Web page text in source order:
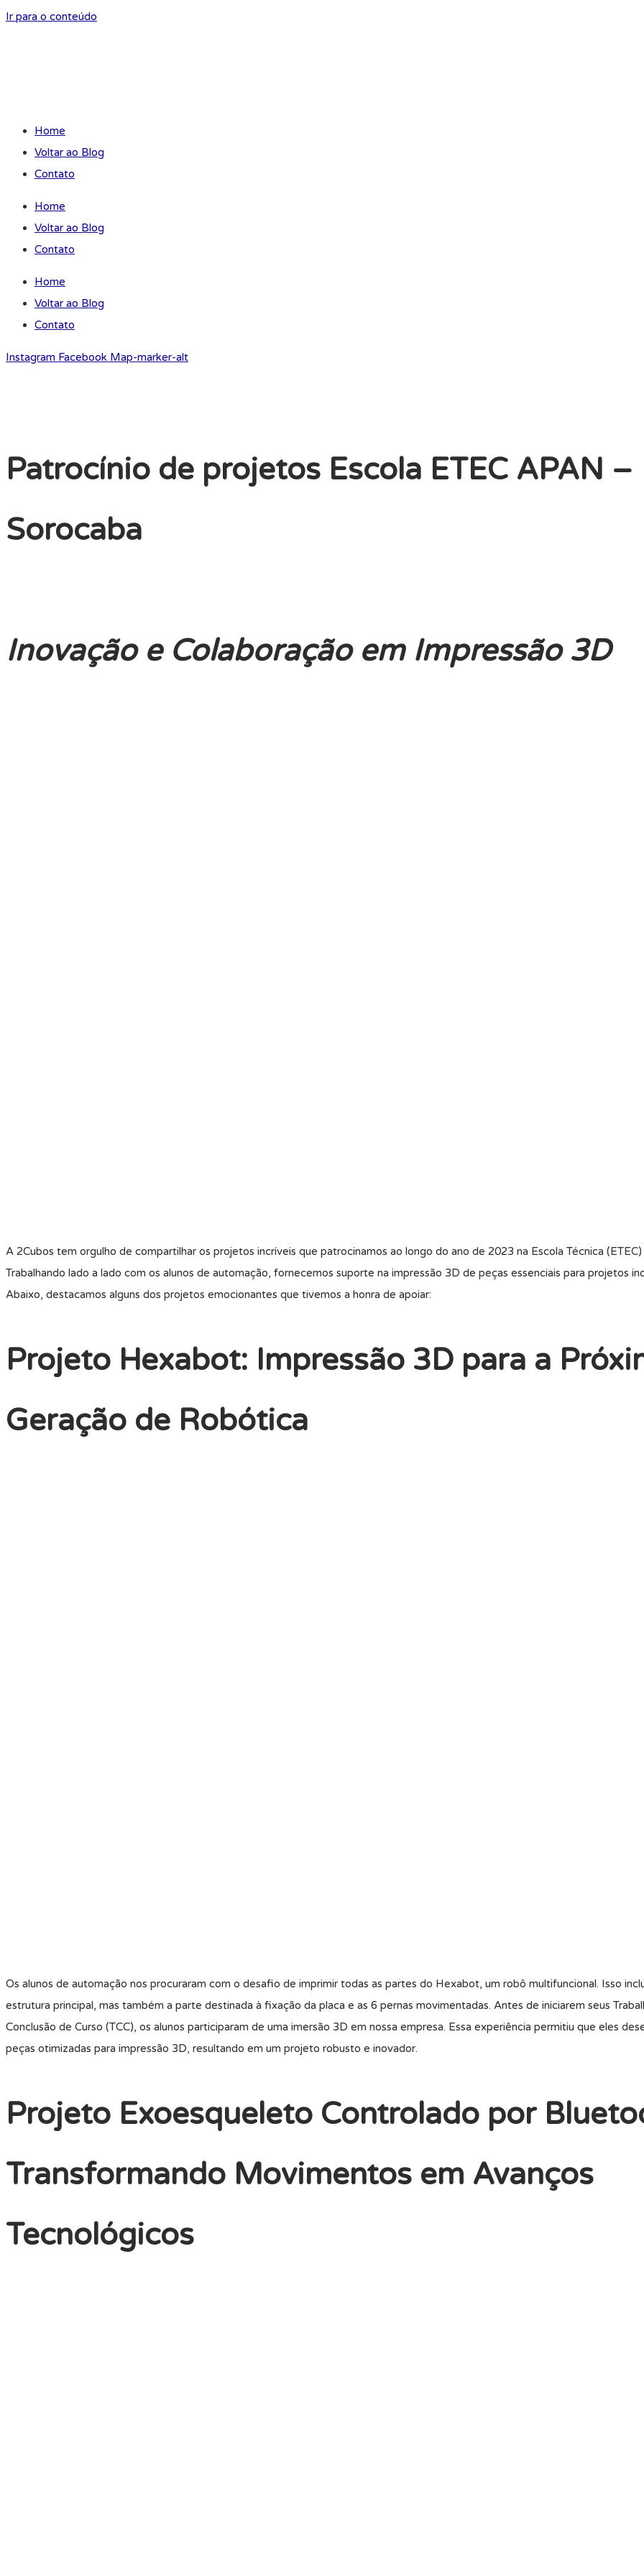
Ir para o conteúdo
Home
Voltar ao Blog
Contato
Home
Voltar ao Blog
Contato
Home
Voltar ao Blog
Contato
Instagram Facebook Map-marker-alt
Patrocínio de projetos Escola ETEC APAN –
Sorocaba
Inovação e Colaboração em Impressão 3D
A 2Cubos tem orgulho de compartilhar os projetos incríveis que patrocinamos ao longo do ano de 2023 na Escola Técnica
Trabalhando lado a lado com os alunos de automação, fornecemos suporte na impressão 3D de peças essenciais para projetos
Abaixo, destacamos alguns dos projetos emocionantes que tivemos a honra de apoiar:
Projeto Hexabot: Impressão 3D para a
Geração de Robótica
Os alunos de automação nos procuraram com o desafio de imprimir todas as partes do Hexabot, um robô multifuncional. Isso
estrutura principal, mas também a parte destinada à fixação da placa e as 6 pernas movimentadas. Antes de iniciarem seus
Conclusão de Curso (TCC), os alunos participaram de uma imersão 3D em nossa empresa. Essa experiência permitiu que eles
peças otimizadas para impressão 3D, resultando em um projeto robusto e inovador.
Projeto Exoesqueleto Controlado por
Transformando Movimentos em Avanços
Tecnológicos